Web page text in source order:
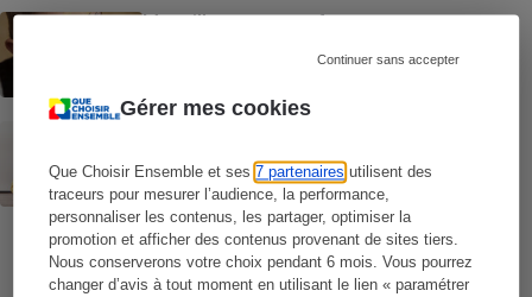
Gérer mes cookies
Que Choisir Ensemble et ses7 partenaires utilisent des
traceurs pour mesurer l’audience, la performance,
personnaliser les contenus, les partager, optimiser la
promotion et afficher des contenus provenant de sites tiers.
Nous conserverons votre choix pendant 6 mois. Vous pourrez
changer d’avis à tout moment en utilisant le lien « paramétrer
Continuer sans accepter
Maquillage pour enfant